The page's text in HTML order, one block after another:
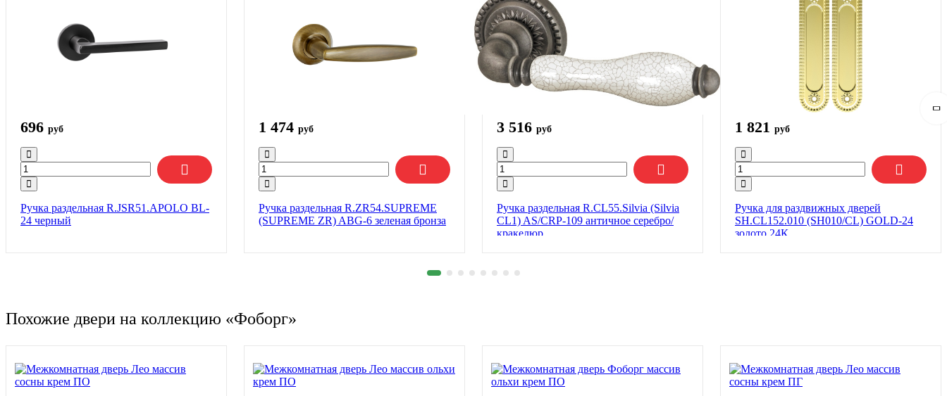
696 руб
Ручка раздельная R.JSR51.APOLO BL-
24 черный
1 474 руб
Ручка раздельная R.ZR54.SUPREME
(SUPREME ZR) ABG-6 зеленая бронза
3 516 руб
Ручка раздельная R.CL55.Silvia (Silvia
CL1) AS/СRP-109 античное серебро/
кракелюр
1 821 руб
Ручка для раздвижных дверей
SH.CL152.010 (SH010/CL) GOLD-24
золото 24К
Похожие двери на коллекцию «Фоборг»